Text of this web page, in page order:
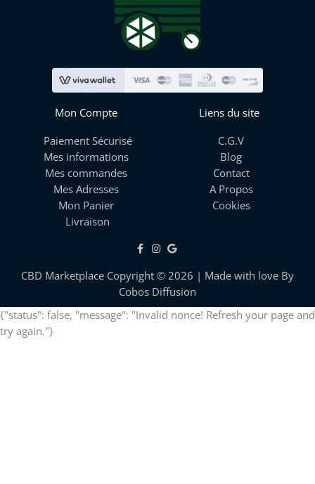
Mon Compte
Paiement Sécurisé
Mes informations
Mes commandes
Mes Adresses
Mon Panier
Livraison
Liens du site
C.G.V
Blog
Contact
A Propos
Cookies
CBD Marketplace Copyright © 2026 | Made with love By
Cobos Diffusion
{"status": false, "message": "Invalid nonce! Refresh your page and
try again."}